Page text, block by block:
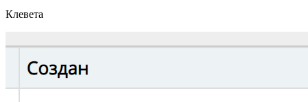
Клевета